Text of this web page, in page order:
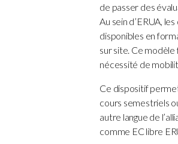
de passer des
Au sein d’ERUA,
disponibles en
sur site. Ce modèle
nécessité de
Ce dispositif
cours semestriels
autre langue de
comme EC libre